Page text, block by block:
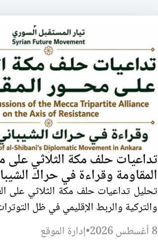
تداعيات حلف مكة الثلاثي على
المقاومة وقراءة في حراك
تحليل تداعيات حلف مكة الثلاثي على
والتركية والربط الإقليمي في ظل
8 أغسطس 2026
•إدارة الموقع